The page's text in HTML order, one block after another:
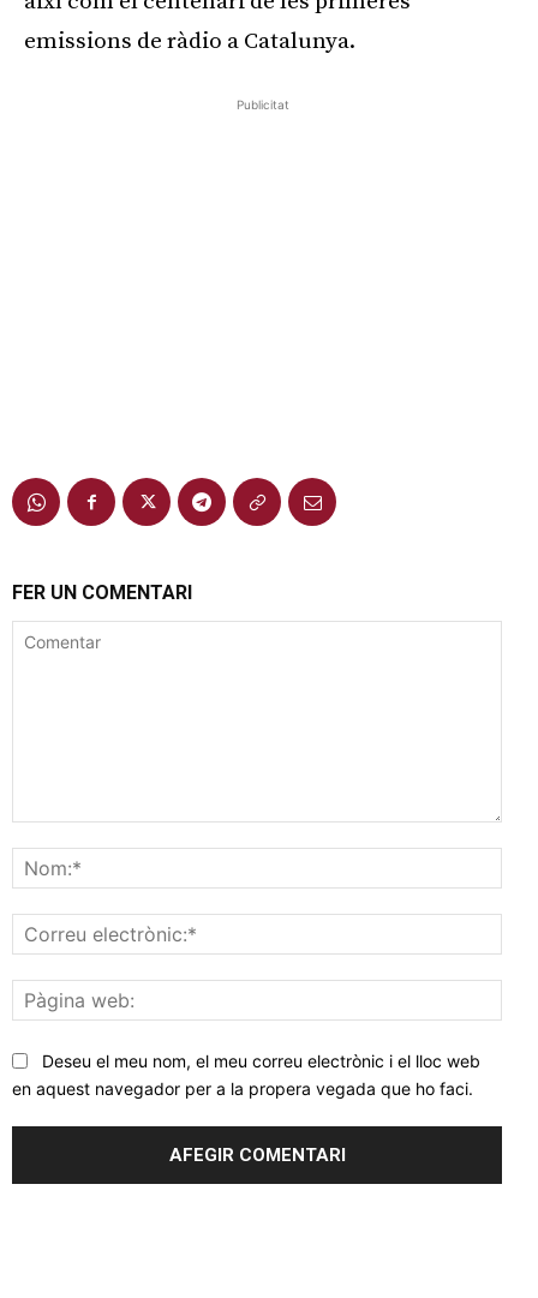
emissions de ràdio a Catalunya.
Publicitat
FER UN COMENTARI
web:
Deseu el meu nom, el meu correu electrònic i el lloc web
en aquest navegador per a la propera vegada que ho faci.